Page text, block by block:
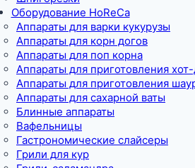
Оборудование HoReCa
Аппараты для варки кукурузы
Аппараты для корн догов
Аппараты для поп корна
Аппараты для приготовления
Аппараты для приготовления
Аппараты для сахарной ваты
Блинные аппараты
Вафельницы
Гастрономические слайсеры
Грили для кур